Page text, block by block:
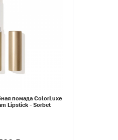
помада ColorLuxe
Lipstick - Sorbet